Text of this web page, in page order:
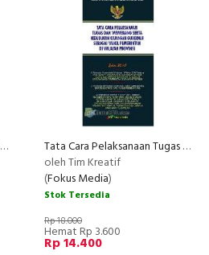
Undang-Undang Perkembangan Kependudukan dan Pembangunan Keluarga
Tata Cara Pelaksanaan Tugas dan Wewenang serta Kedudukan Keuangan Gubernur Sebagai Wakil Pemerintah di Wilayah Provinsi
oleh Tim Kreatif
(Fokus Media)
Stok Tersedia
Rp 18.000
Hemat Rp 3.600
Rp 14.400